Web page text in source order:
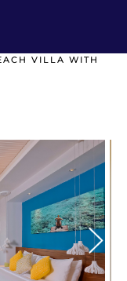
VILLA WITH